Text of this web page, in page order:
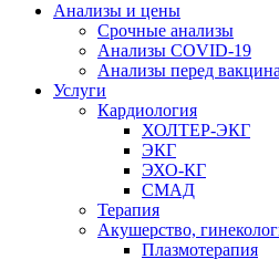
Анализы и цены
Срочные анализы
Анализы COVID-19
Анализы перед
Услуги
Кардиология
ХОЛТЕР-ЭКГ
ЭКГ
ЭХО-КГ
СМАД
Терапия
Акушерство,
Плазмотерапия